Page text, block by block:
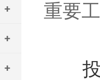
重要